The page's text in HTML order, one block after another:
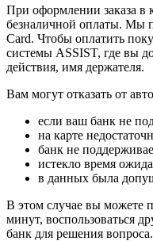
При оформлении заказа в
безналичной оплаты. Мы
Card. Чтобы оплатить
системы ASSIST, где вы
действия, имя держателя.
Вам могут отказать от
если ваш банк не
на карте
банк не
истекло время
в данных была
В этом случае вы можете
минут, воспользоваться
банк для решения вопроса.